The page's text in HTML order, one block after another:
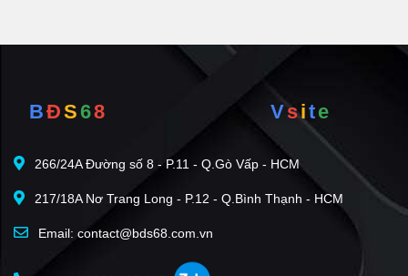
BĐS68 Vsite
266/24A Đường số 8 - P.11 - Q.Gò Vấp - HCM
217/18A Nơ Trang Long - P.12 - Q.Bình Thạnh - HCM
Email: contact@bds68.com.vn